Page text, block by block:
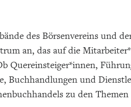
des Börsenvereins und
an, das auf die
Quereinsteiger*innen,
Buchhandlungen und
zu den